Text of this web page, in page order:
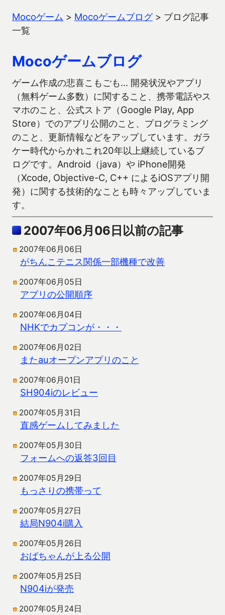
Mocoゲーム > Mocoゲームブログ> ブログ記事
一覧
Mocoゲームブログ
ゲーム作成の悲喜こもごも… 開発状況やアプリ
（無料ゲーム多数）に関すること、携帯電話やス
マホのこと、公式ストア（Google Play, App
Store）でのアプリ公開のこと、プログラミング
のこと、更新情報などをアップしています。ガラ
ケー時代からかれこれ20年以上継続しているブ
ログです。Android（java）や iPhone開発
（Xcode, Objective-C, C++ によるiOSアプリ開
発）に関する技術的なことも時々アップしていま
す。
2007年06月06日以前の記事
2007年06月06日
がちんこテニス関係一部機種で改善
2007年06月05日
アプリの公開順序
2007年06月04日
NHKでカプコンが・・・
2007年06月02日
またauオープンアプリのこと
2007年06月01日
SH904iのレビュー
2007年05月31日
直感ゲームしてみました
2007年05月30日
フォームへの返答3回目
2007年05月29日
もっさりの携帯って
2007年05月27日
結局N904i購入
2007年05月26日
おばちゃんが上る公開
2007年05月25日
N904iが発売
2007年05月24日